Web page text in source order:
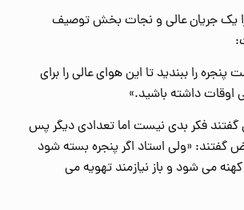
یک جریان عالی و نجات بخش توصیف
پنجره را ببندید تا این هوای عالی را برای
اوقات داشته باشید.»
گفتند فکر بدی نیست اما تعدادی دیگر پس
گفتند: «ولی استاد اگر پنجره بسته شود
می شود و باز نیازمند تهویه می